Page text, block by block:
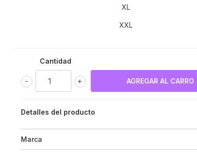
XL
XXL
Cantidad
+
-
Detalles del producto
Marca